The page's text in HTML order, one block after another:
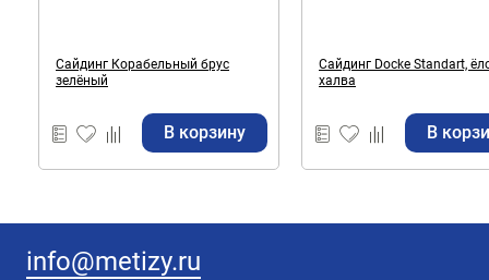
Сайдинг Корабельный брус
зелёный
В корзину
Сайдинг Docke Standart,
халва
В
info@metizy.ru